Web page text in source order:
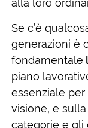
alla loro
Se c’è
generazioni è
fondamentale
piano
essenziale
visione, e
categorie e gli